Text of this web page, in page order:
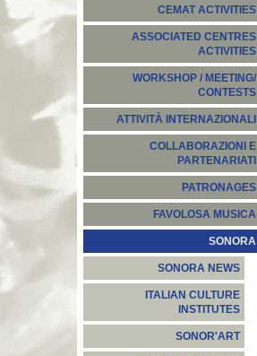
CEMAT ACTIVITIES
ASSOCIATED CENTRES
ACTIVITIES
WORKSHOP / MEETING/
CONTESTS
ATTIVITÀ INTERNAZIONALI
COLLABORAZIONI E
PARTENARIATI
PATRONAGES
FAVOLOSA MUSICA
SONORA
SONORA NEWS
ITALIAN CULTURE
INSTITUTES
SONOR'ART